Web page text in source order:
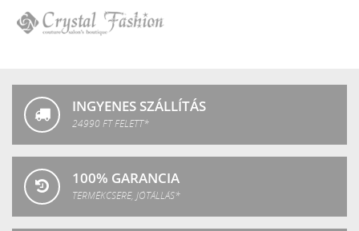
SPA
INGYENES SZÁLLÍTÁS
24990 FT FELETT*
100% GARANCIA
TERMÉKCSERE, JÓTÁLLÁS*